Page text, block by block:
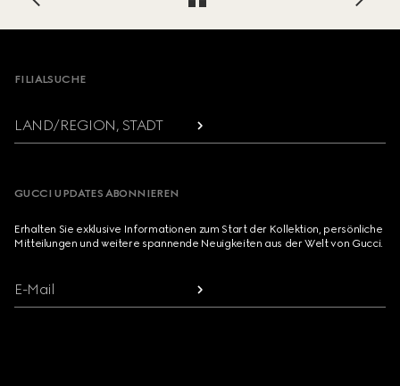
FILIALSUCHE
LAND/REGION, STADT
GUCCI UPDATES ABONNIEREN
Erhalten Sie exklusive Informationen zum Start der Kollektion, persönliche
Mitteilungen und weitere spannende Neuigkeiten aus der Welt von Gucci.
E-Mail